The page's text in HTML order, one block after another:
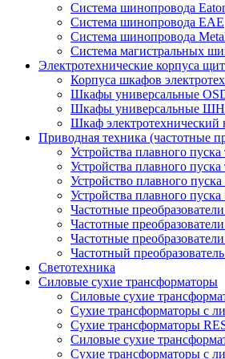
Система шинопровода
Система шинопровода EAE
Система шинопровода
Система магистральных
Электротехнические корпуса
Корпуса шкафов
Шкафы универсальные
Шкафы универсальные
Шкаф электротехнический
Приводная техника (частотные
Устройства плавного
Устройства плавного
Устройство плавного
Устройства плавного
Частотные
Частотные
Частотные
Частотный
Светотехника
Силовые сухие трансформаторы
Силовые сухие
Сухие трансформаторы с
Сухие трансформаторы
Силовые сухие
Сухие трансформаторы с